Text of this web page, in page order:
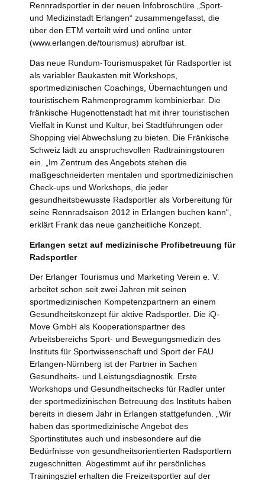
Rennradsportler in der neuen Infobroschüre „Sport-
und Medizinstadt Erlangen“ zusammengefasst, die
über den ETM verteilt wird und online unter
(www.erlangen.de/tourismus) abrufbar ist.
Das neue Rundum-Tourismuspaket für Radsportler ist
als variabler Baukasten mit Workshops,
sportmedizinischen Coachings, Übernachtungen und
touristischem Rahmenprogramm kombinierbar. Die
fränkische Hugenottenstadt hat mit ihrer touristischen
Vielfalt in Kunst und Kultur, bei Stadtführungen oder
Shopping viel Abwechslung zu bieten. Die Fränkische
Schweiz lädt zu anspruchsvollen Radtrainingstouren
ein. „Im Zentrum des Angebots stehen die
maßgeschneiderten mentalen und sportmedizinischen
Check-ups und Workshops, die jeder
gesundheitsbewusste Radsportler als Vorbereitung für
seine Rennradsaison 2012 in Erlangen buchen kann“,
erklärt Frank das neue ganzheitliche Konzept.
Erlangen setzt auf medizinische Profibetreuung für
Radsportler
Der Erlanger Tourismus und Marketing Verein e. V.
arbeitet schon seit zwei Jahren mit seinen
sportmedizinischen Kompetenzpartnern an einem
Gesundheitskonzept für aktive Radsportler. Die iQ-
Move GmbH als Kooperationspartner des
Arbeitsbereichs Sport- und Bewegungsmedizin des
Instituts für Sportwissenschaft und Sport der FAU
Erlangen-Nürnberg ist der Partner in Sachen
Gesundheits- und Leistungsdiagnostik. Erste
Workshops und Gesundheitschecks für Radler unter
der sportmedizinischen Betreuung des Instituts haben
bereits in diesem Jahr in Erlangen stattgefunden. „Wir
haben das sportmedizinische Angebot des
Sportinstitutes auch und insbesondere auf die
Bedürfnisse von gesundheitsorientierten Radsportlern
zugeschnitten. Abgestimmt auf ihr persönliches
Trainingsziel erhalten die Freizeitsportler auf der